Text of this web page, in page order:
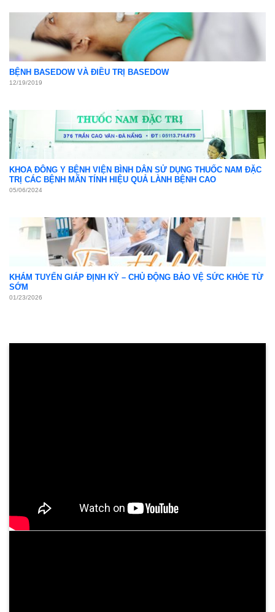
BỆNH BASEDOW VÀ ĐIỀU TRỊ BASEDOW
12/19/2019
KHOA ĐÔNG Y BỆNH VIỆN BÌNH DÂN SỬ DỤNG THUỐC NAM ĐẶC
TRỊ CÁC BỆNH MÃN TÍNH HIỆU QUẢ LÀNH BỆNH CAO
05/06/2024
KHÁM TUYẾN GIÁP ĐỊNH KỲ – CHỦ ĐỘNG BẢO VỆ SỨC KHỎE TỪ
SỚM
01/23/2026